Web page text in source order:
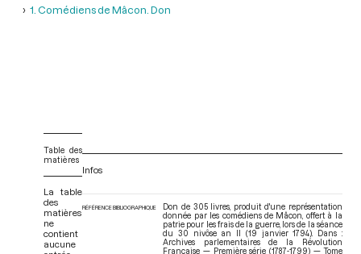
1. Comédiens de Mâcon. Don
Table des
matières
La table
des
matières
ne
contient
aucune
Infos
RÉFÉRENCE BIBLIOGRAPHIQUE
Don de 305 livres, produit d'une représentation
donnée par les comédiens de Mâcon, offert à la
patrie pour les frais de la guerre, lors de la séance
du 30 nivôse an II (19 janvier 1794). Dans :
Archives parlementaires de la Révolution
Française — Première série (1787-1799) — Tome